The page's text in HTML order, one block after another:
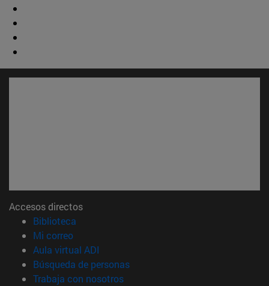
Accesos directos
Biblioteca
Mi correo(abre en nueva ventana)
Aula virtual ADI
Búsqueda de personas(abre en nueva ventana)
Trabaja con nosotros(abre en nueva ventana)